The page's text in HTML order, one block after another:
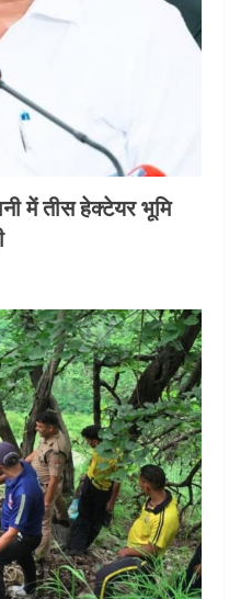
में तीस हेक्टेयर भूमि